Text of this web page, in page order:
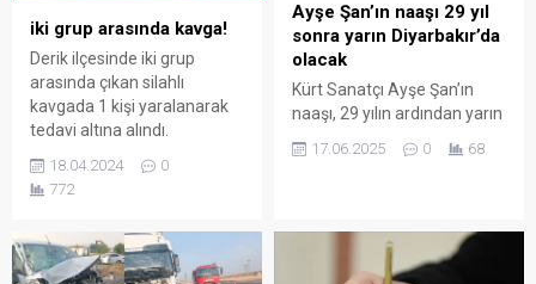
iki grup arasında kavga!
Derik ilçesinde iki grup
arasında çıkan silahlı
kavgada 1 kişi yaralanarak
tedavi altına alındı.
18.04.2024
0
772
Ayşe Şan’ın naaşı 29 yıl
sonra yarın Diyarbakır’da
olacak
Kürt Sanatçı Ayşe Şan’ın
naaşı, 29 yılın ardından yarın
Diyarbakır’a getirilecek.
17.06.2025 0 68